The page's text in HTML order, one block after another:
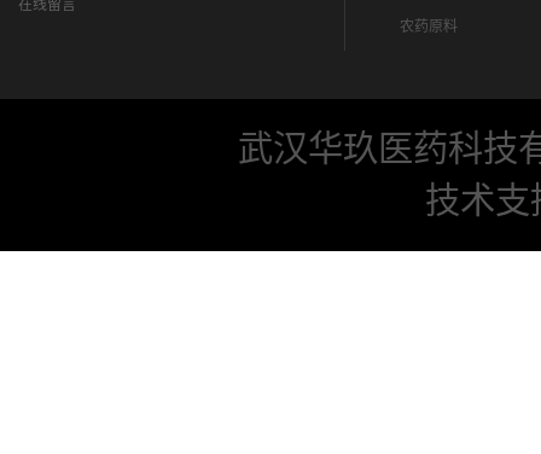
在线留言
农药原料
武汉华玖医药科技
技术